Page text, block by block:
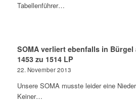
Tabellenführer…
SOMA verliert ebenfalls in
1453 zu 1514 LP
22. November 2013
Unsere SOMA musste leider eine
Keiner…